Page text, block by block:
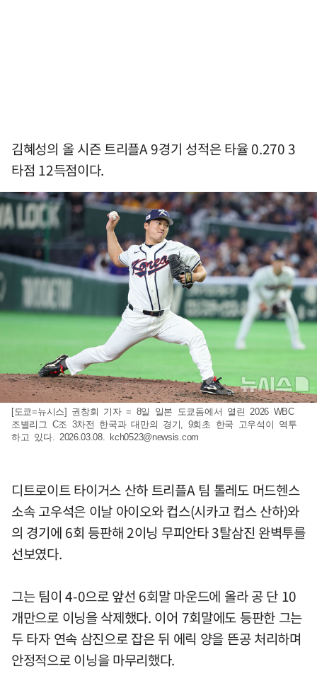
김혜성의 올 시즌 트리플A 9경기 성적은 타율 0.270 3
타점 12득점이다.
[도쿄=뉴시스] 권창회 기자 = 8일 일본 도쿄돔에서 열린 2026 WBC
조별리그 C조 3차전 한국과 대만의 경기, 9회초 한국 고우석이 역투
하고 있다. 2026.03.08. kch0523@newsis.com
디트로이트 타이거스 산하 트리플A 팀 톨레도 머드헨스
소속 고우석은 이날 아이오와 컵스(시카고 컵스 산하)와
의 경기에 6회 등판해 2이닝 무피안타 3탈삼진 완벽투를
선보였다.
그는 팀이 4-0으로 앞선 6회말 마운드에 올라 공 단 10
개만으로 이닝을 삭제했다. 이어 7회말에도 등판한 그는
두 타자 연속 삼진으로 잡은 뒤 에릭 양을 뜬공 처리하며
안정적으로 이닝을 마무리했다.